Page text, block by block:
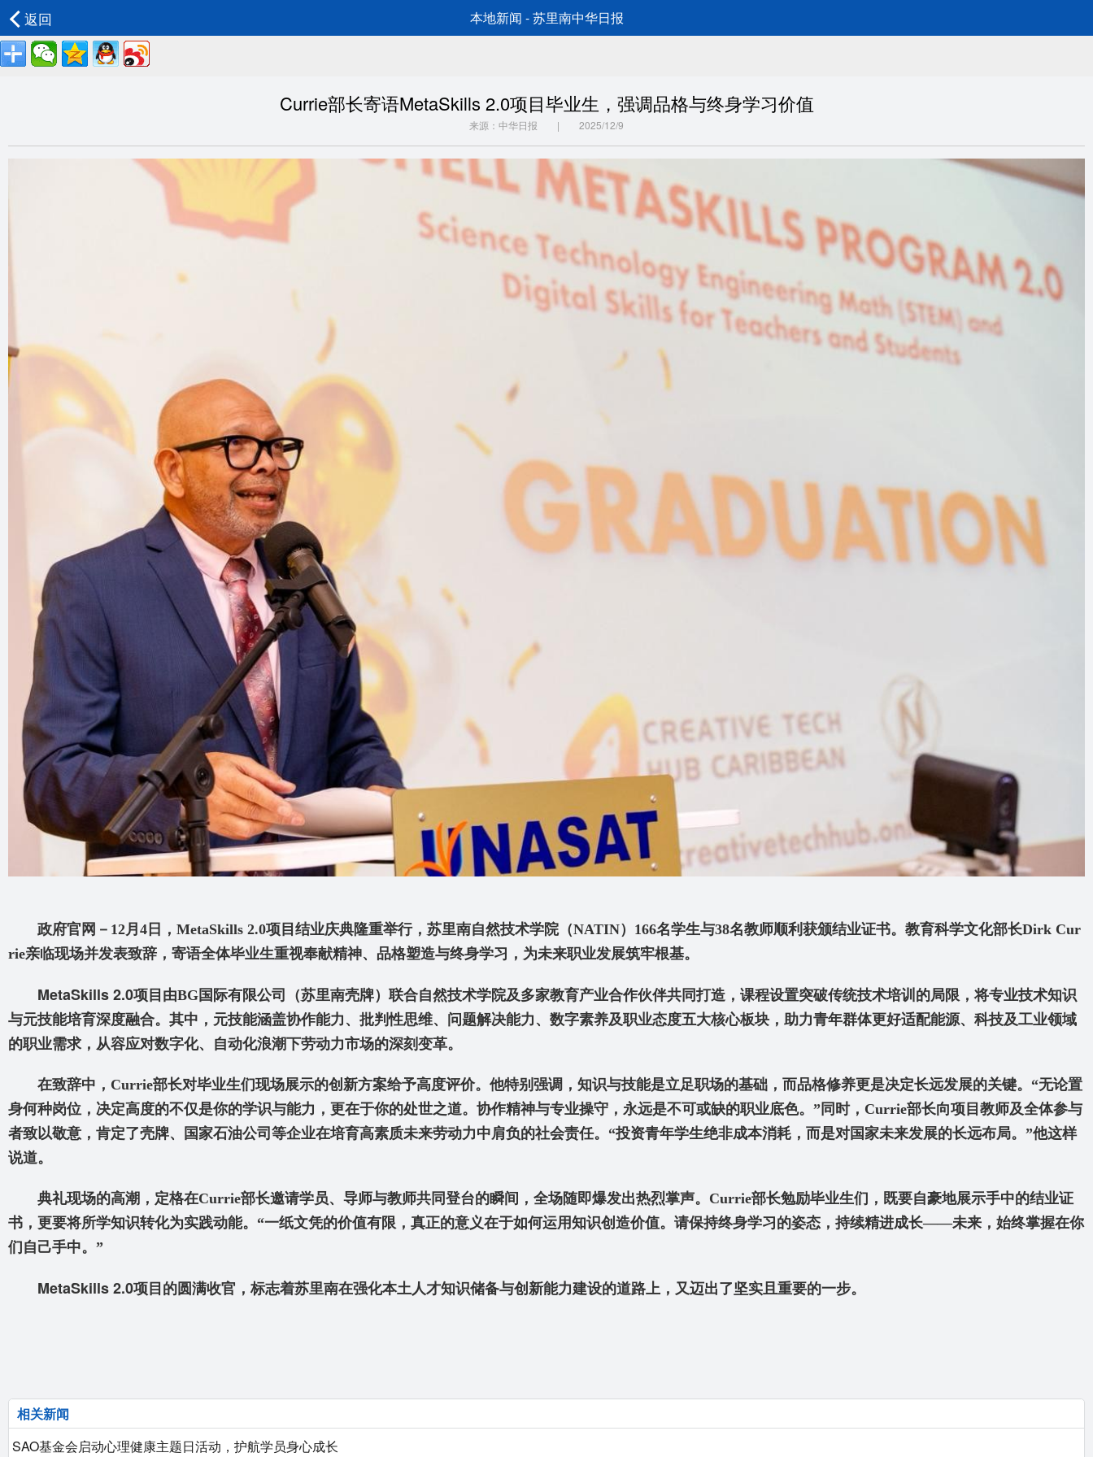
返回 本地新闻 - 苏里南中华日报
Currie部长寄语MetaSkills 2.0项目毕业生，强调品格与终身学习价值
来源：中华日报 | 2025/12/9
政府官网－12月4 日，MetaSkills 2.0项目结业庆典隆重举行，苏里南自然技术学院（NATIN）166名学生与38名教师顺利获颁结业证书。教育科学文化部长Dirk Cur
rie亲临现场并发表致辞，寄语全体毕业生重视奉献精神、品格塑造与终身学习，为未来职业发展筑牢根基。
MetaSkills 2.0项目由BG国际有限公司（苏里南壳牌）联合自然技术学院及多家教育产业合作伙伴共同打造，课程设置突破传统技术培训的局限，将专业技术知识
与元技能培育深度融合。其中，元技能涵盖协作能力、批判性思维、问题解决能力、数字素养及职业态度五大核心板块，助力青年群体更好适配能源、科技及工业领域
的职业需求，从容应对数字化、自动化浪潮下劳动力市场的深刻变革。
在致辞中，Currie部长对毕业生们现场展示的创新方案给予高度评价。他特别强调，知识与技能是立足职场的基础，而品格修养更是决定长远发展的关键。“无论置
身何种岗位，决定高度的不仅是你的学识与能力，更在于你的处世之道。协作精神与专业操守，永远是不可或缺的职业底色。”同时，Currie部长向项目教师及全体参与
者致以敬意，肯定了壳牌、国家石油公司等企业在培育高素质未来劳动力中肩负的社会责任。“投资青年学生绝非成本消耗，而是对国家未来发展的长远布局。”他这样
说道。
典礼现场的高潮，定格在Currie部长邀请学员、导师与教师共同登台的瞬间，全场随即爆发出热烈掌声。Currie部长勉励毕业生们，既要自豪地展示手中的结业证
书，更要将所学知识转化为实践动能。“一纸文凭的价值有限，真正的意义在于如何运用知识创造价值。请保持终身学习的姿态，持续精进成长——未来，始终掌握在你
们自己手中。”
MetaSkills 2.0项目的圆满收官，标志着苏里南在强化本土人才知识储备与创新能力建设的道路上，又迈出了坚实且重要的一步。
相关新闻
SAO基金会启动心理健康主题日活动，护航学员身心成长